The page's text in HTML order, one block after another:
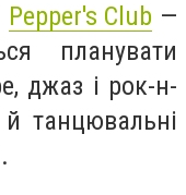
Pepper's Club —
планувати
джаз і рок-н-
й танцювальні